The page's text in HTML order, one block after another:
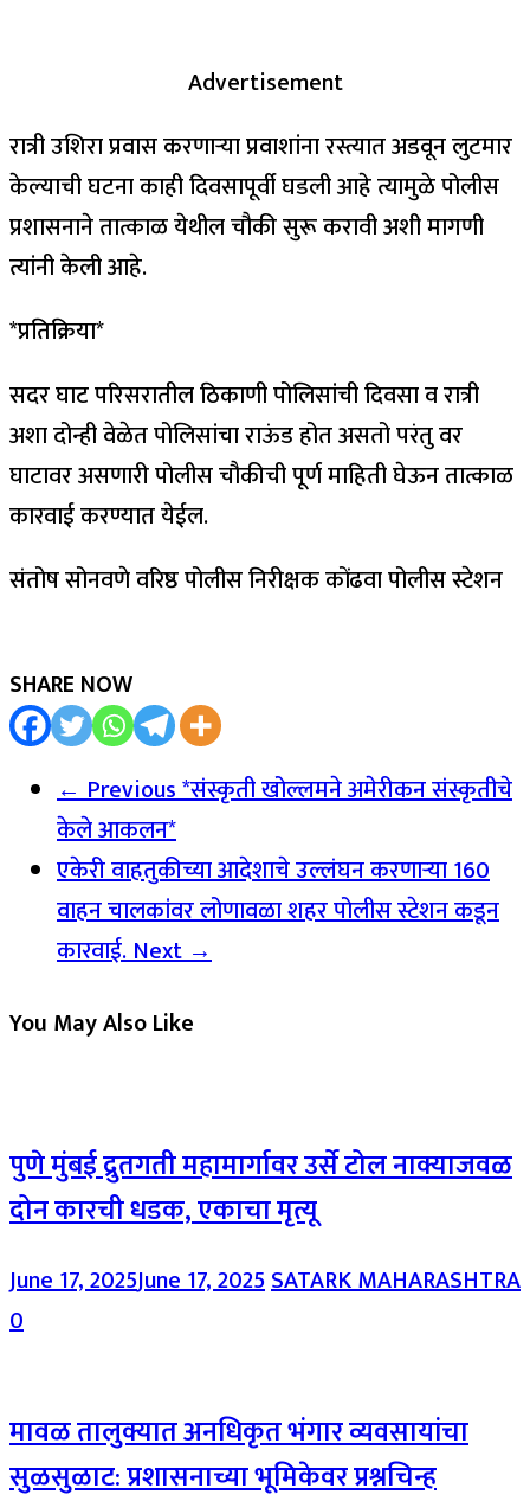
Advertisement
रात्री उशिरा प्रवास करणार्‍या प्रवाशांना रस्त्यात अडवून लुटमार
केल्याची घटना काही दिवसापूर्वी घडली आहे त्यामुळे पोलीस
प्रशासनाने तात्काळ येथील चौकी सुरू करावी अशी मागणी
त्यांनी केली आहे.
*प्रतिक्रिया*
सदर घाट परिसरातील ठिकाणी पोलिसांची दिवसा व रात्री
अशा दोन्ही वेळेत पोलिसांचा राऊंड होत असतो परंतु वर
घाटावर असणारी पोलीस चौकीची पूर्ण माहिती घेऊन तात्काळ
कारवाई करण्यात येईल.
संतोष सोनवणे वरिष्ठ पोलीस निरीक्षक कोंढवा पोलीस स्टेशन
SHARE NOW
← Previous*संस्कृती खोल्लमने अमेरीकन संस्कृतीचे
केले आकलन*
एकेरी वाहतुकीच्या आदेशाचे उल्लंघन करणाऱ्या 160
वाहन चालकांवर लोणावळा शहर पोलीस स्टेशन कडून
कारवाई.Next →
You May Also Like
पुणे मुंबई द्रुतगती महामार्गावर उर्से टोल नाक्याजवळ
दोन कारची धडक, एकाचा मृत्यू
June 17, 2025June 17, 2025SATARK MAHARASHTRA
0
मावळ तालुक्यात अनधिकृत भंगार व्यवसायांचा
सुळसुळाट: प्रशासनाच्या भूमिकेवर प्रश्नचिन्ह